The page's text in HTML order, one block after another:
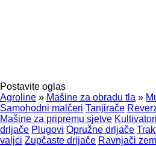
Postavite oglas
Agroline » Mašine za obradu tla »
Samohodni malčeri Tanjirače
Mašine za pripremu sjetve
drljače Plugovi Opružne drljače
valjci Zupčaste drljače Ravnjači